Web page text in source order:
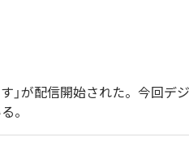
」が配信開始された。今回デ
。